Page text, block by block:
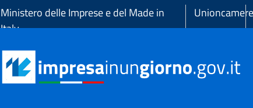
Ministero delle Imprese e del Made in
Italy
Unioncamere